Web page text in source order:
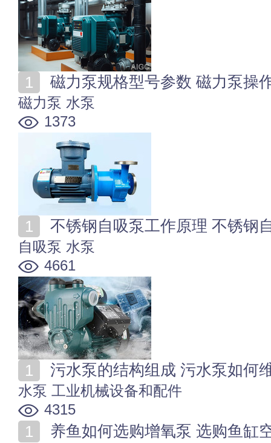
磁力泵规格型号参数 磁力泵操
磁力泵 水泵
1373
不锈钢自吸泵工作原理 不锈钢
自吸泵 水泵
4661
污水泵的结构组成 污水泵如何
水泵 工业机械设备和配件
4315
养鱼如何选购增氧泵 选购鱼缸